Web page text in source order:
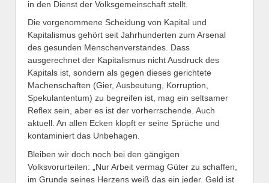
in den Dienst der Volksgemeinschaft stellt.
Die vorgenommene Scheidung von Kapital und
Kapitalismus gehört seit Jahrhunderten zum Arsenal
des gesunden Menschenverstandes. Dass
ausgerechnet der Kapitalismus nicht Ausdruck des
Kapitals ist, sondern als gegen dieses gerichtete
Machenschaften (Gier, Ausbeutung, Korruption,
Spekulantentum) zu begreifen ist, mag ein seltsamer
Reflex sein, aber es ist der vorherrschende. Auch
aktuell. An allen Ecken klopft er seine Sprüche und
kontaminiert das Unbehagen.
Bleiben wir doch noch bei den gängigen
Volksvorurteilen: „Nur Arbeit vermag Güter zu schaffen,
im Grunde seines Herzens weiß das ein jeder. Geld ist